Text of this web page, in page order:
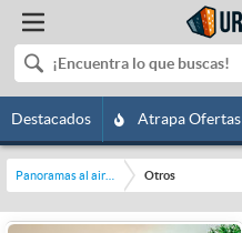
Destacados Atrapa Ofertas
Panoramas al aire libre Otros